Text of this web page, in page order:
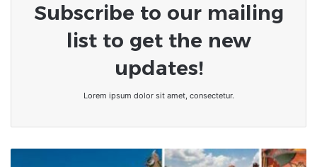
Subscribe to our mailing
list to get the new
updates!
Lorem ipsum dolor sit amet, consectetur.